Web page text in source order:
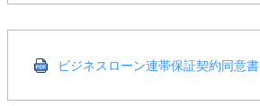
ビジネスローン連帯保証契約同意書